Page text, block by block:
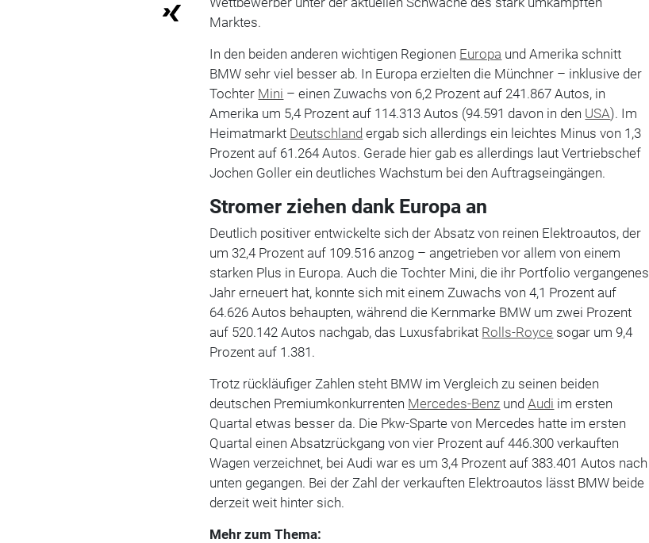
Marktes.
In den beiden anderen wichtigen Regionen Europa und Amerika schnitt
BMW sehr viel besser ab. In Europa erzielten die Münchner – inklusive der
Tochter Mini – einen Zuwachs von 6,2 Prozent auf 241.867 Autos, in
Amerika um 5,4 Prozent auf 114.313 Autos (94.591 davon in den USA). Im
Heimatmarkt Deutschland ergab sich allerdings ein leichtes Minus von 1,3
Prozent auf 61.264 Autos. Gerade hier gab es allerdings laut Vertriebschef
Jochen Goller ein deutliches Wachstum bei den Auftragseingängen.
Stromer ziehen dank Europa an
Deutlich positiver entwickelte sich der Absatz von reinen Elektroautos, der
um 32,4 Prozent auf 109.516 anzog – angetrieben vor allem von einem
starken Plus in Europa. Auch die Tochter Mini, die ihr Portfolio vergangenes
Jahr erneuert hat, konnte sich mit einem Zuwachs von 4,1 Prozent auf
64.626 Autos behaupten, während die Kernmarke BMW um zwei Prozent
auf 520.142 Autos nachgab, das Luxusfabrikat Rolls-Royce sogar um 9,4
Prozent auf 1.381.
Trotz rückläufiger Zahlen steht BMW im Vergleich zu seinen beiden
deutschen Premiumkonkurrenten Mercedes-Benz undAudi im ersten
Quartal etwas besser da. Die Pkw-Sparte von Mercedes hatte im ersten
Quartal einen Absatzrückgang von vier Prozent auf 446.300 verkauften
Wagen verzeichnet, bei Audi war es um 3,4 Prozent auf 383.401 Autos nach
unten gegangen. Bei der Zahl der verkauften Elektroautos lässt BMW beide
derzeit weit hinter sich.
Mehr zum Thema: